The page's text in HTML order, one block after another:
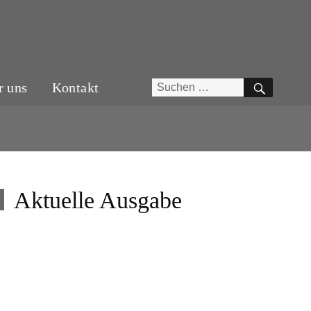
uns Kontakt
Suchen
Aktuelle Ausgabe